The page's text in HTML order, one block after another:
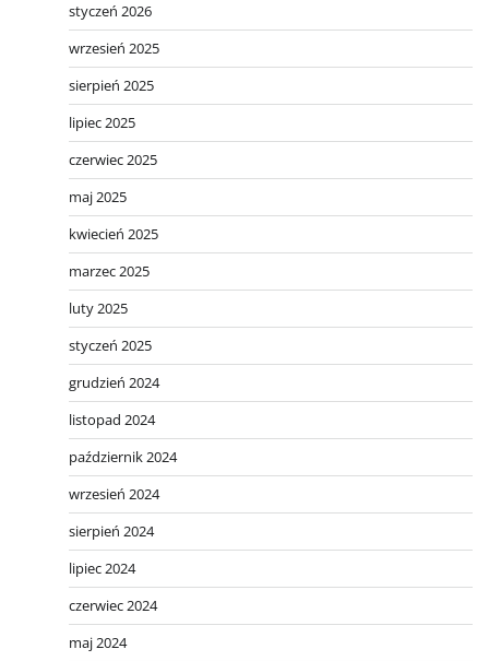
styczeń 2026
wrzesień 2025
sierpień 2025
lipiec 2025
czerwiec 2025
maj 2025
kwiecień 2025
marzec 2025
luty 2025
styczeń 2025
grudzień 2024
listopad 2024
październik 2024
wrzesień 2024
sierpień 2024
lipiec 2024
czerwiec 2024
maj 2024